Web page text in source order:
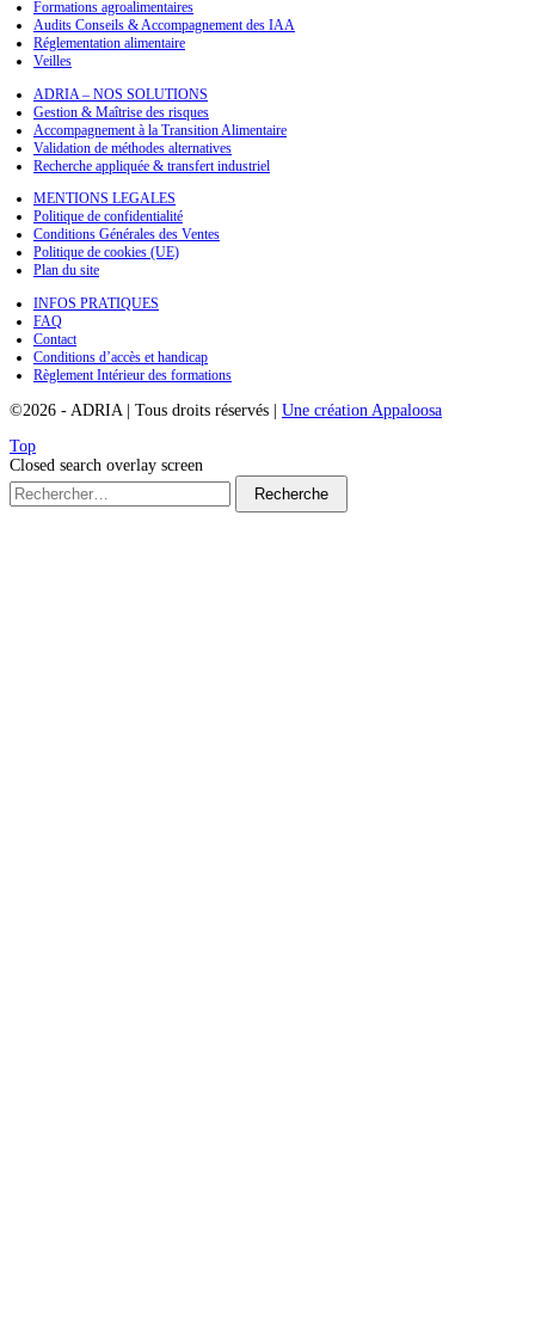
Formations agroalimentaires
Audits Conseils & Accompagnement des IAA
Réglementation alimentaire
Veilles
ADRIA – NOS SOLUTIONS
Gestion & Maîtrise des risques
Accompagnement à la Transition Alimentaire
Validation de méthodes alternatives
Recherche appliquée & transfert industriel
MENTIONS LEGALES
Politique de confidentialité
Conditions Générales des Ventes
Politique de cookies (UE)
Plan du site
INFOS PRATIQUES
FAQ
Contact
Conditions d’accès et handicap
Règlement Intérieur des formations
©2026 - ADRIA | Tous droits réservés | Une création Appaloosa
Top
Closed search overlay screen
Recherche
pour :